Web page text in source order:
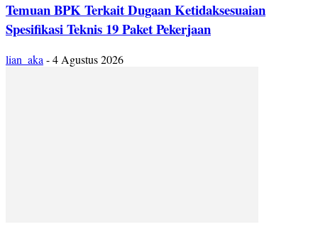
Temuan BPK Terkait Dugaan Ketidaksesuaian
Spesifikasi Teknis 19 Paket Pekerjaan
lian_aka -4 Agustus 2026